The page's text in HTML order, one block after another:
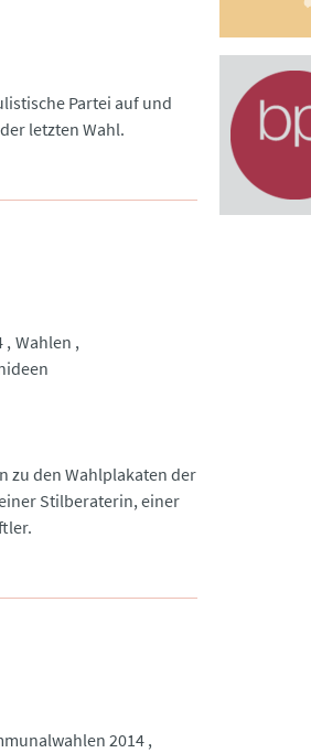
Partei auf und
letzten Wahl.
Wahlen
zu den Wahlplakaten der
Stilberaterin, einer
2014